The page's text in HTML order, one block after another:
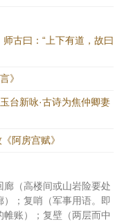
古曰：“上下有道，故曰
》
台新咏·古诗为焦仲卿妻
阿房宫赋》
（高楼间或山岩险要处
；复哨（军事用语。即
账）；复壁（两层而中